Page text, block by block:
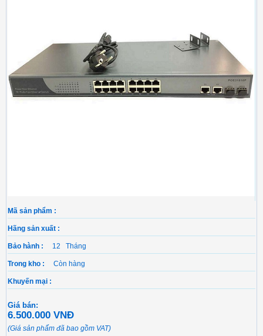
Mã sản phẩm :
Hãng sản xuất :
Bảo hành : 12 Tháng
Trong kho : Còn hàng
Khuyến mại :
Giá bán:
6.500.000 VNĐ
(Giá sản phẩm đã bao gồm VAT)